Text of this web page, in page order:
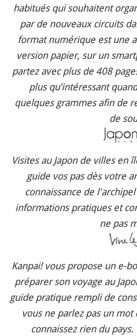
habitués qui souhaitent
par de nouveaux circuits
format numérique est une
version papier, sur un
partez avec plus de 408
plus qu’intéressant
quelques grammes afin de
de
Visites au Japon de villes en
guide vos pas dès votre
connaissance de
informations pratiques et
ne pas
Kanpai! vous propose un e-
préparer son voyage au
guide pratique rempli de
vous ne parlez pas un
connaissez rien du